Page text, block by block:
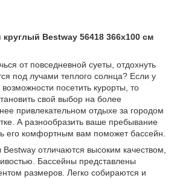
Bestway 56418 366х100 см
от повседневной суеты, отдохнуть
под лучами теплого солнца? Если у
посетить курорты, то
свой выбор на более
привлекательном отдыхе за городом
А разнообразить ваше пребывание
его комфортным вам поможет бассейн.
отличаются высоким качеством,
Бассейны представлены
размеров. Легко собираются и